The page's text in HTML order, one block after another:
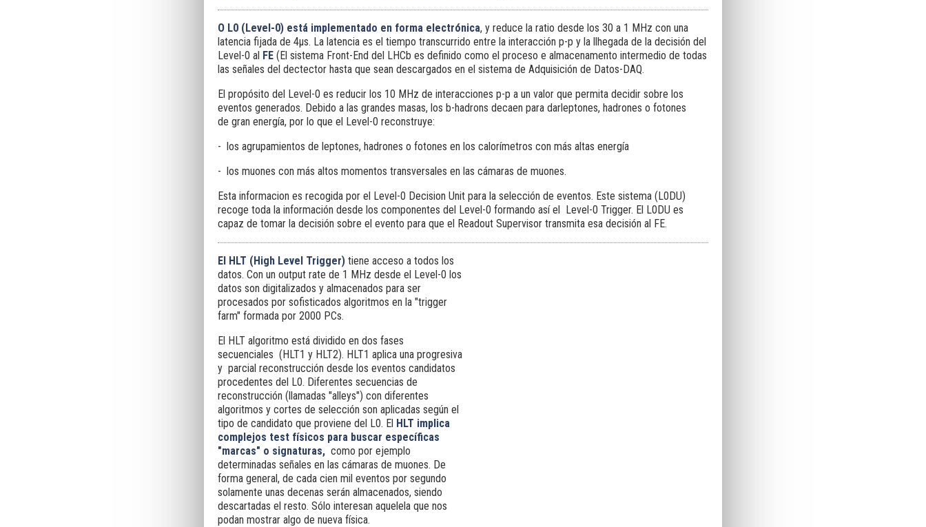
O L0 (Level-0) está implementado en forma electrónica, y reduce la ratio desde los 30 a 1 MHz con una
latencia fijada de 4μs. La latencia es el tiempo transcurrido entre la interacción p-p y la llhegada de la decisión del
Level-0 al FE(El sistema Front-End del LHCb es definido como el proceso e almacenamento intermedio de todas
las señales del dectector hasta que sean descargados en el sistema de Adquisición de Datos-DAQ.
El propósito del Level-0 es reducir los 10 MHz de interacciones p-p a un valor que permita decidir sobre los
eventos generados. Debido a las grandes masas, los b-hadrons decaen para darleptones, hadrones o fotones
de gran energía, por lo que el Level-0 reconstruye:
- los agrupamientos de leptones, hadrones o fotones en los calorímetros con más altas energía
- los muones con más altos momentos transversales en las cámaras de muones.
Esta informacion es recogida por el Level-0 Decision Unit para la selección de eventos. Este sistema (L0DU)
recoge toda la información desde los componentes del Level-0 formando así el Level-0 Trigger. El L0DU es
capaz de tomar la decisión sobre el evento para que el Readout Supervisor transmita esa decisión al FE.
El HLT (High Level Trigger) tiene acceso a todos los
datos. Con un output rate de 1 MHz desde el Level-0 los
datos son digitalizados y almacenados para ser
procesados por sofisticados algoritmos en la "trigger
farm" formada por 2000 PCs.
El HLT algoritmo está dividido en dos fases
secuenciales (HLT1 y HLT2). HLT1 aplica una progresiva
y parcial reconstrucción desde los eventos candidatos
procedentes del L0. Diferentes secuencias de
reconstrucción (llamadas "alleys") con diferentes
algoritmos y cortes de selección son aplicadas según el
tipo de candidato que proviene del L0. El HLT implica
complejos test físicos para buscar específicas
"marcas" o signaturas, como por ejemplo
determinadas señales en las cámaras de muones. De
forma general, de cada cien mil eventos por segundo
solamente unas decenas serán almacenados, siendo
descartadas el resto. Sólo interesan aquelela que nos
podan mostrar algo de nueva física.